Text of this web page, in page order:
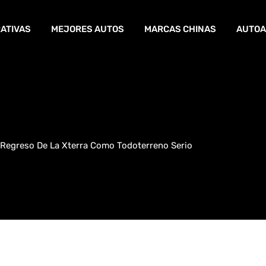
MEJORES AUTOS MARCAS CHINAS
De La Xterra Como Todoterreno Serio